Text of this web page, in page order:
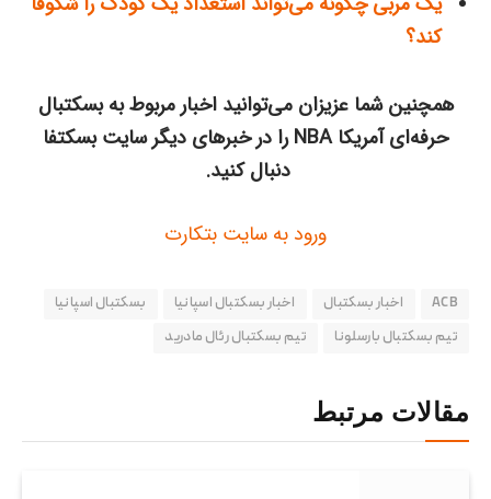
کند؟
همچنین شما عزیزان می‌توانید اخبار مربوط به بسکتبال
حرفه‌ای آمریکا NBA را در خبرهای دیگر سایت بسکتفا
دنبال کنید.
ورود به سایت بتکارت
ACB اخبار بسکتبال اخبار بسکتبال اسپانیا
بسکتبال اسپانیا
تیم بسکتبال بارسلونا
تیم بسکتبال رئال مادرید
مقالات مرتبط